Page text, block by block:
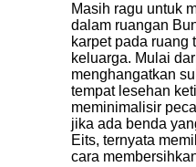
Masih ragu untuk
dalam ruangan
karpet pada ruang
keluarga. Mulai
menghangatkan
tempat lesehan
meminimalisir
jika ada benda
Eits, ternyata
cara